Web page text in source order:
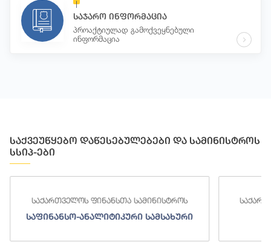
საჯარო ინფორმაცია
პროაქტიულად გამოქვეყნებული
ინფორმაცია
საქვეუწყებო დაწესებულებები და სამინისტროს
სსიპ-ები
საქართველოს ფინანსთა სამინისტროს
საფინანსო-ანალიტიკური სამსახური